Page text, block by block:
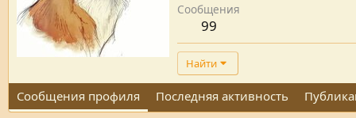
Сообщения
99
Найти
Сообщения профиля Последняя активность